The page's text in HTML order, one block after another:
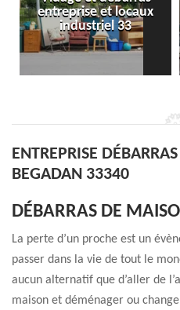
Entreprise de débarras
33
ENTREPRISE
BEGADAN 33340
DÉBARRAS DE
La perte d’un proche est un
passer dans la vie de tout le
aucun alternatif que d’aller de
maison et déménager ou